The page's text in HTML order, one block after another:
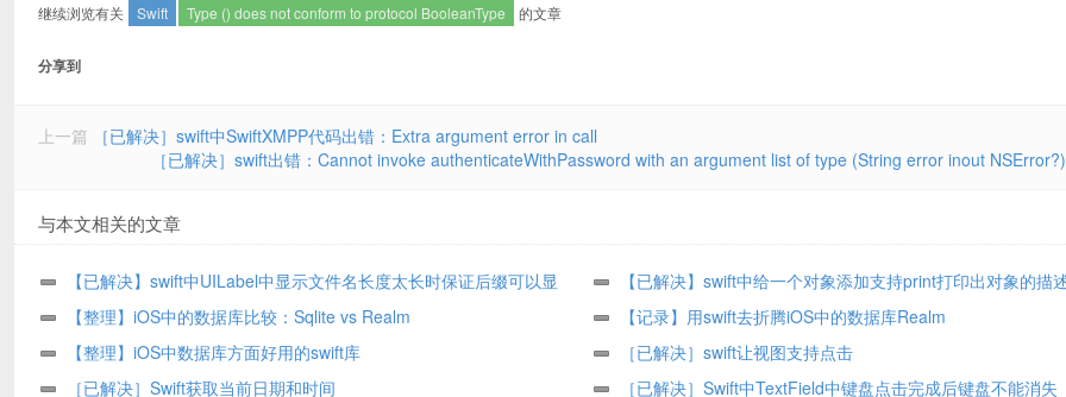
继续浏览有关 Swift Type () does not conform to protocol BooleanType 的文章
分享到
上一篇
［已解决］swift中SwiftXMPP代码出错：Extra argument error in call
［已解决］swift出错：Cannot invoke authenticateWithPassword with an argument list of type (String error inout NSError?)
与本文相关的文章
【已解决】swift中UILabel中显示文件名长度太长时保证后缀可以显
示
【已解决】swift中给一个对象添加支持print打印出对象的描
【整理】iOS中的数据库比较：Sqlite vs Realm
【记录】用swift去折腾iOS中的数据库Realm
【整理】iOS中数据库方面好用的swift库
［已解决］swift让视图支持点击
［已解决］Swift获取当前日期和时间
［已解决］Swift中TextField中键盘点击完成后键盘不能消失